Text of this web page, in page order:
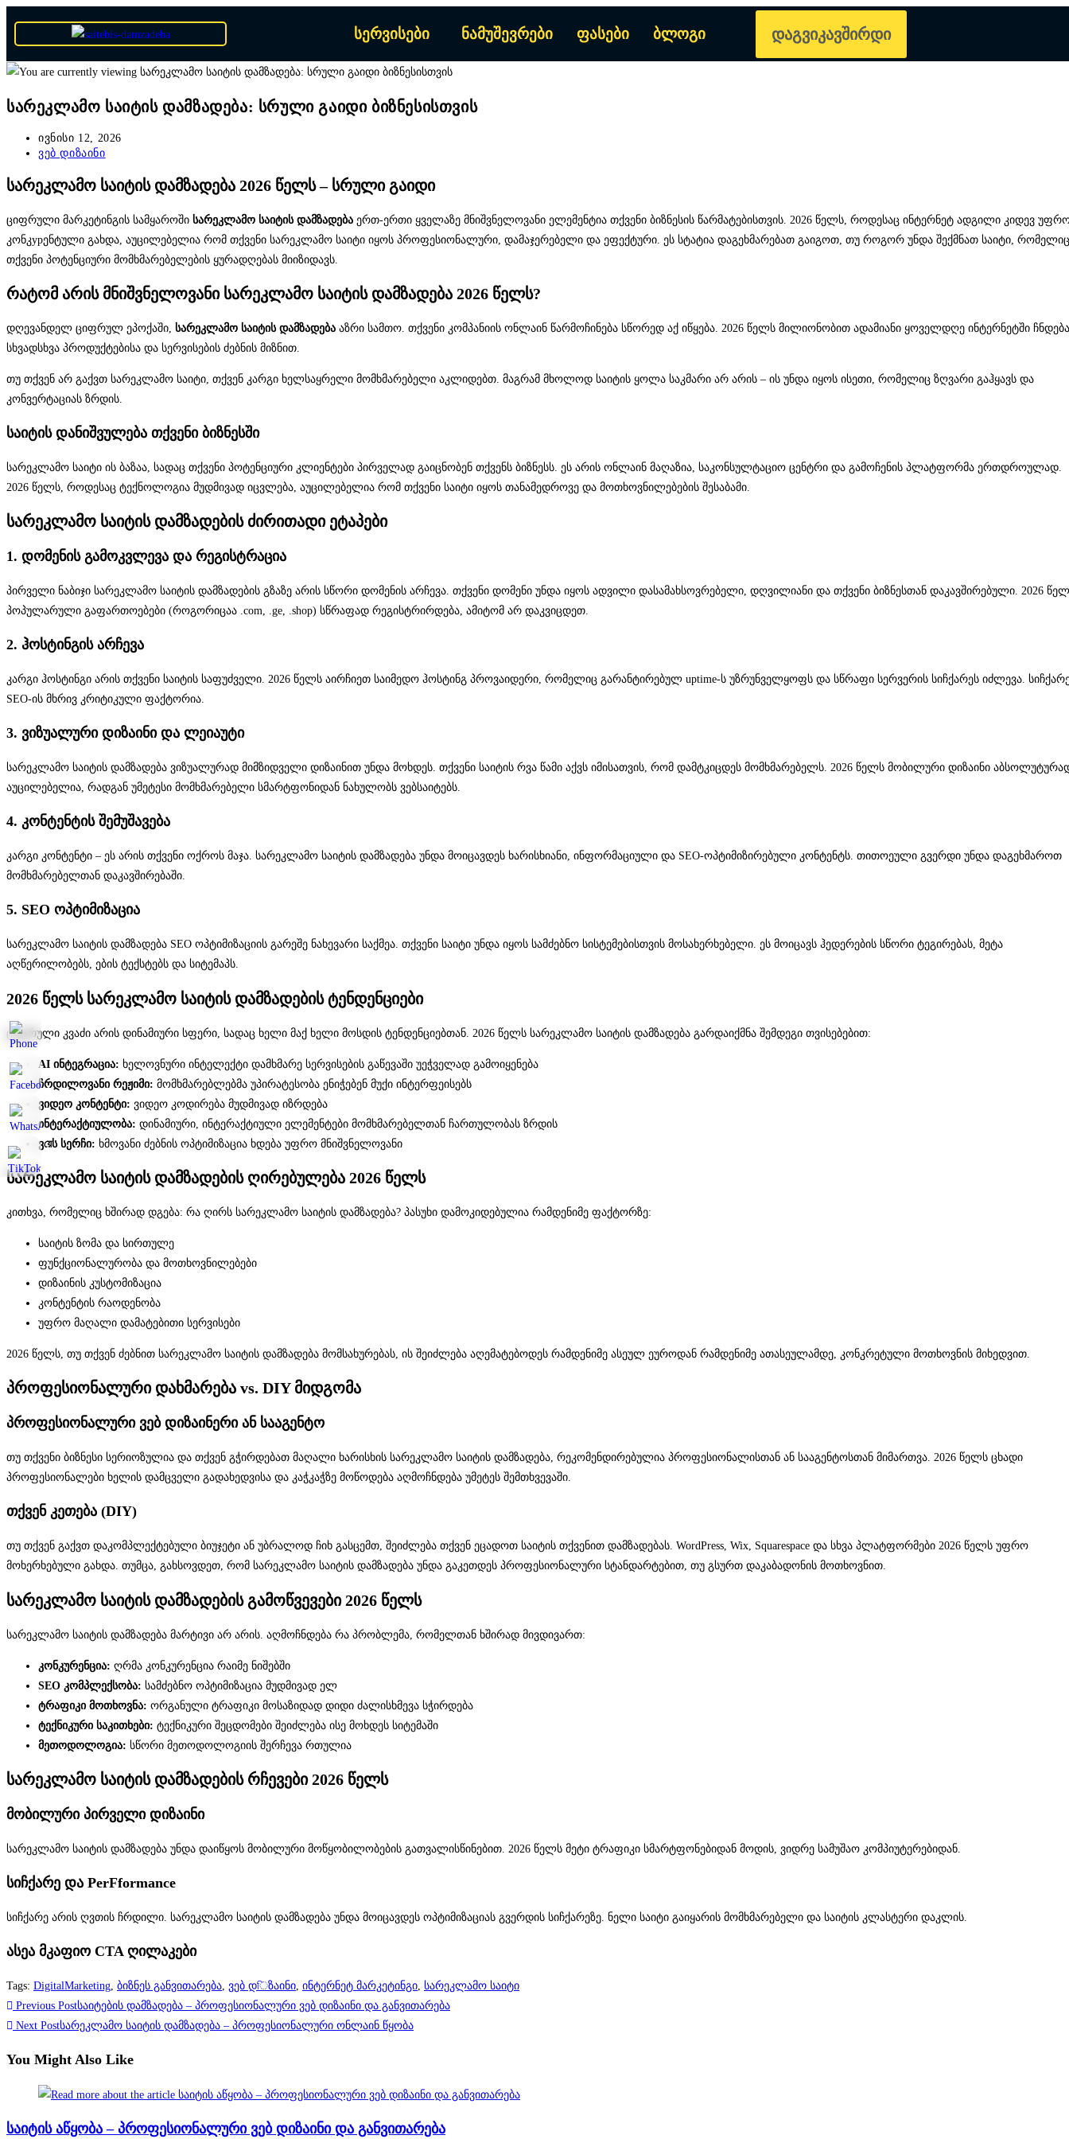
სერვისები ნამუშევრები ფასები ბლოგი დაგვიკავშირდი
სარეკლამო საიტის დამზადება: სრული გაიდი ბიზნესისთვის
ივნისი 12, 2026
ვებ დიზაინი
სარეკლამო საიტის დამზადება 2026 წელს – სრული გაიდი
ციფრული მარკეტინგის სამყაროში სარეკლამო საიტის დამზადება ერთ-ერთი ყველაზე მნიშვნელოვანი ელემენტია თქვენი ბიზნესის წარმატებისთვის. 2026 წელს, როდესაც ინტერნეტ ადგილი კიდევ
კონკурენტული გახდა, აუცილებელია რომ თქვენი სარეკლამო საიტი იყოს პროფესიონალური, დამაჯერებელი და ეფექტური. ეს სტატია დაგეხმარებათ გაიგოთ, თუ როგორ უნდა შექმნათ საიტი, რომელიც
თქვენი პოტენციური მომხმარებელების ყურადღებას მიიზიდავს.
რატომ არის მნიშვნელოვანი სარეკლამო საიტის დამზადება 2026 წელს?
დღევანდელ ციფრულ ეპოქაში, სარეკლამო საიტის დამზადება აზრი სამთო. თქვენი კომპანიის ონლაინ წარმოჩინება სწორედ აქ იწყება. 2026 წელს მილიონობით ადამიანი ყოველდღე ინტერნეტში ჩნდება
სხვადსხვა პროდუქტებისა და სერვისების ძებნის მიზნით.
თუ თქვენ არ გაქვთ სარეკლამო საიტი, თქვენ კარგი ხელსაყრელი მომხმარებელი აკლიდებთ. მაგრამ მხოლოდ საიტის ყოლა საკმარი არ არის – ის უნდა იყოს ისეთი, რომელიც ზღვარი გაჰყავს და
კონვერტაციას ზრდის.
საიტის დანიშვულება თქვენი ბიზნესში
სარეკლამო საიტი ის ბაზაა, სადაც თქვენი პოტენციური კლიენტები პირველად გაიცნობენ თქვენს ბიზნესს. ეს არის ონლაინ მაღაზია, საკონსულტაციო ცენტრი და გამოჩენის პლატფორმა ერთდროულად.
2026 წელს, როდესაც ტექნოლოგია მუდმივად იცვლება, აუცილებელია რომ თქვენი საიტი იყოს თანამედროვე და მოთხოვნილებების შესაბამი.
სარეკლამო საიტის დამზადების ძირითადი ეტაპები
1. დომენის გამოკვლევა და რეგისტრაცია
პირველი ნაბიჯი სარეკლამო საიტის დამზადების გზაზე არის სწორი დომენის არჩევა. თქვენი დომენი უნდა იყოს ადვილი დასამახსოვრებელი, დღვილიანი და თქვენი ბიზნესთან დაკავშირებული. 2026
პოპულარული გაფართოებები (როგორიცაა .com, .ge, .shop) სწრაფად რეგისტრირდება, ამიტომ არ დაკვიცდეთ.
2. ჰოსტინგის არჩევა
კარგი ჰოსტინგი არის თქვენი საიტის საფუძველი. 2026 წელს აირჩიეთ საიმედო ჰოსტინგ პროვაიდერი, რომელიც გარანტირებულ uptime-ს უზრუნველყოფს და სწრაფი სერვერის სიჩქარეს იძლევა.
SEO-ის მხრივ კრიტიკული ფაქტორია.
3. ვიზუალური დიზაინი და ლეიაუტი
სარეკლამო საიტის დამზადება ვიზუალურად მიმზიდველი დიზაინით უნდა მოხდეს. თქვენი საიტის რვა წამი აქვს იმისათვის, რომ დამტკიცდეს მომხმარებელს. 2026 წელს მობილური დიზაინი
აუცილებელია, რადგან უმეტესი მომხმარებელი სმარტფონიდან ნახულობს ვებსაიტებს.
4. კონტენტის შემუშავება
კარგი კონტენტი – ეს არის თქვენი ოქროს მაჯა. სარეკლამო საიტის დამზადება უნდა მოიცავდეს ხარისხიანი, ინფორმაციული და SEO-ოპტიმიზირებული კონტენტს. თითოეული გვერდი უნდა დაგეხმაროთ
მომხმარებელთან დაკავშირებაში.
5. SEO ოპტიმიზაცია
სარეკლამო საიტის დამზადება SEO ოპტიმიზაციის გარეშე ნახევარი საქმეა. თქვენი საიტი უნდა იყოს სამძებნო სისტემებისთვის მოსახერხებელი. ეს მოიცავს ჰედერების სწორი ტეგირებას, მეტა
აღწერილობებს, ების ტექსტებს და სიტემაპს.
2026 წელს სარეკლამო საიტის დამზადების ტენდენციები
ციფრული კვაძი არის დინამიური სფერი, სადაც ხელი მაქ ხელი მოსდის ტენდენციებთან. 2026 წელს სარეკლამო საიტის დამზადება გარდაიქმნა შემდეგი თვისებებით:
AI ინტეგრაცია: ხელოვნური ინტელექტი დამხმარე სერვისების გაწევაში უეჭველად გამოიყენება
ჩრდილოვანი რეჟიმი: მომხმარებლებმა უპირატესობა ენიჭებენ მუქი ინტერფეისებს
ვიდეო კონტენტი: ვიდეო კოდირება მუდმივად იზრდება
ინტერაქტიულობა: დინამიური, ინტერაქტიული ელემენტები მომხმარებელთან ჩართულობას ზრდის
ვয়েს სერჩი: ხმოვანი ძებნის ოპტიმიზაცია ხდება უფრო მნიშვნელოვანი
სარეკლამო საიტის დამზადების ღირებულება 2026 წელს
კითხვა, რომელიც ხშირად დგება: რა ღირს სარეკლამო საიტის დამზადება? პასუხი დამოკიდებულია რამდენიმე ფაქტორზე:
საიტის ზომა და სირთულე
ფუნქციონალურობა და მოთხოვნილებები
დიზაინის კუსტომიზაცია
კონტენტის რაოდენობა
უფრო მაღალი დამატებითი სერვისები
2026 წელს, თუ თქვენ ძებნით სარეკლამო საიტის დამზადება მომსახურებას, ის შეიძლება აღემატებოდეს რამდენიმე ასეულ ეუროდან რამდენიმე ათასეულამდე, კონკრეტული მოთხოვნის მიხედვით.
პროფესიონალური დახმარება vs. DIY მიდგომა
პროფესიონალური ვებ დიზაინერი ან სააგენტო
თუ თქვენი ბიზნესი სერიოზულია და თქვენ გჭირდებათ მაღალი ხარისხის სარეკლამო საიტის დამზადება, რეკომენდირებულია პროფესიონალისთან ან სააგენტოსთან მიმართვა. 2026 წელს ცხადი
პროფესიონალები ხელის დამცველი გადახედვისა და კაჭკაჭზე მოწოდება აღმოჩნდება უმეტეს შემთხვევაში.
თქვენ კეთება (DIY)
თუ თქვენ გაქვთ დაკომპლექტებული ბიუჯეტი ან უბრალოდ ჩიხ გასცემთ, შეიძლება თქვენ ეცადოთ საიტის თქვენით დამზადებას. WordPress, Wix, Squarespace და სხვა პლატფორმები 2026 წელს უფრო
მოხერხებული გახდა. თუმცა, გახსოვდეთ, რომ სარეკლამო საიტის დამზადება უნდა გაკეთდეს პროფესიონალური სტანდარტებით, თუ გსურთ დაკაბადონის მოთხოვნით.
სარეკლამო საიტის დამზადების გამოწვევები 2026 წელს
სარეკლამო საიტის დამზადება მარტივი არ არის. აღმოჩნდება რა პრობლემა, რომელთან ხშირად მივდივართ:
კონკურენცია: ღრმა კონკურენცია რაიმე ნიშებში
SEO კომპლექსობა: სამძებნო ოპტიმიზაცია მუდმივად ელ
ტრაფიკი მოთხოვნა: ორგანული ტრაფიკი მოსაზიდად დიდი ძალისხმევა სჭირდება
ტექნიკური საკითხები: ტექნიკური შეცდომები შეიძლება ისე მოხდეს სიტემაში
მეთოდოლოგია: სწორი მეთოდოლოგიის შერჩევა რთულია
სარეკლამო საიტის დამზადების რჩევები 2026 წელს
მობილური პირველი დიზაინი
სარეკლამო საიტის დამზადება უნდა დაიწყოს მობილური მოწყობილობების გათვალისწინებით. 2026 წელს მეტი ტრაფიკი სმარტფონებიდან მოდის, ვიდრე სამუშაო კომპიუტერებიდან.
სიჩქარე და PerFformance
სიჩქარე არის ღვთის ჩრდილი. სარეკლამო საიტის დამზადება უნდა მოიცავდეს ოპტიმიზაციას გვერდის სიჩქარეზე. ნელი საიტი გაიყარის მომხმარებელი და საიტის კლასტერი დაკლის.
ასეა მკაფიო CTA ღილაკები
Tags: DigitalMarketing, ბიზნეს განვითარება, ვებ დিზაინი, ინტერნეტ მარკეტინგი, სარეკლამო საიტი
Previous Postსაიტების დამზადება – პროფესიონალური ვებ დიზაინი და განვითარება
Next Postსარეკლამო საიტის დამზადება – პროფესიონალური ონლაინ წყობა
You Might Also Like
საიტის აწყობა – პროფესიონალური ვებ დიზაინი და განვითარება